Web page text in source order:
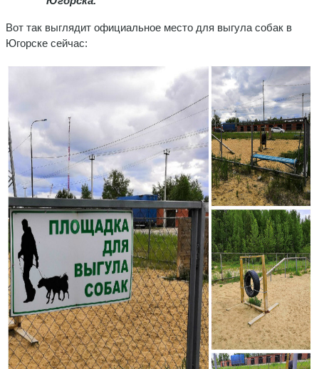
Вот так выглядит официальное место для выгула собак в
Югорске сейчас: